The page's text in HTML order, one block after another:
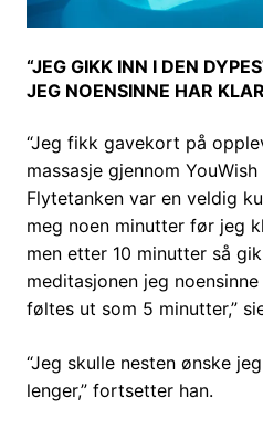
“JEG GIKK INN I DEN
JEG NOENSINNE HAR
“Jeg fikk gavekort på
massasje gjennom
Flytetanken var en veldig
meg noen minutter før jeg
men etter 10 minutter så
meditasjonen jeg
føltes ut som 5 minutter,”
“Jeg skulle nesten ønske
lenger,” fortsetter han.